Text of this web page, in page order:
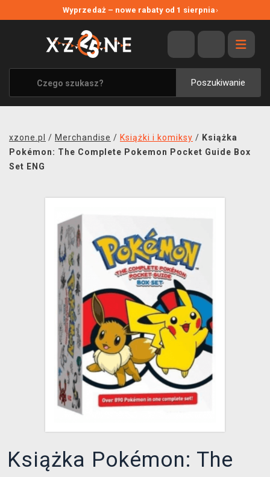
Wyprzedaż – nowe rabaty od 1 sierpnia›
Poszukiwanie
WYPRZEDAŻ
WSZYSTKIE MARKI
XZONE ORIGINALS
UBRANIA I AKCESORIA
SOUNDTRACKI
TRANSPORT
XZONE KLUB
xzone.pl / Merchandise / Książki i komiksy / Książka
Pokémon: The Complete Pokemon Pocket Guide Box
Set ENG
Książka Pokémon: The